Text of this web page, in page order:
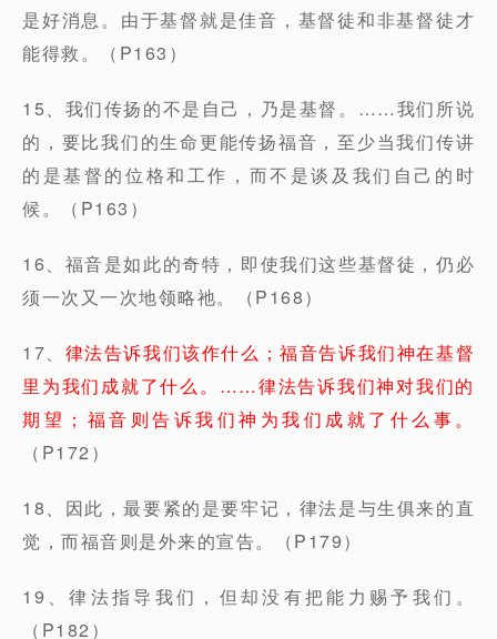
是好消息。由于基督就是佳音，基督徒和非基督徒才
能得救。（P163）
15、我们传扬的不是自己，乃是基督。……我们所说
的，要比我们的生命更能传扬福音，至少当我们传讲
的是基督的位格和工作，而不是谈及我们自己的时
候。（P163）
16、福音是如此的奇特，即使我们这些基督徒，仍必
须一次又一次地领略祂。（P168）
17、 律法告诉我们该作什么；福音告诉我们神在基督
里为我们成就了什么。……律法告诉我们神对我们的
期望；福音则告诉我们神为我们成就了什么事。
（P172）
18、因此，最要紧的是要牢记，律法是与生俱来的直
觉，而福音则是外来的宣告。（P179）
19、律法指导我们，但却没有把能力赐予我们。
（P182）